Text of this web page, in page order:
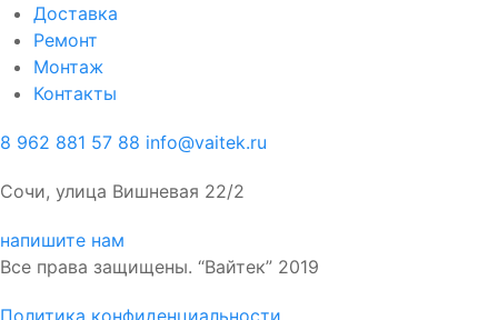
Доставка
Ремонт
Монтаж
Контакты
8 962 881 57 88 info@vaitek.ru
Сочи, улица Вишневая 22/2
напишите нам
Все права защищены. “Вайтек” 2019